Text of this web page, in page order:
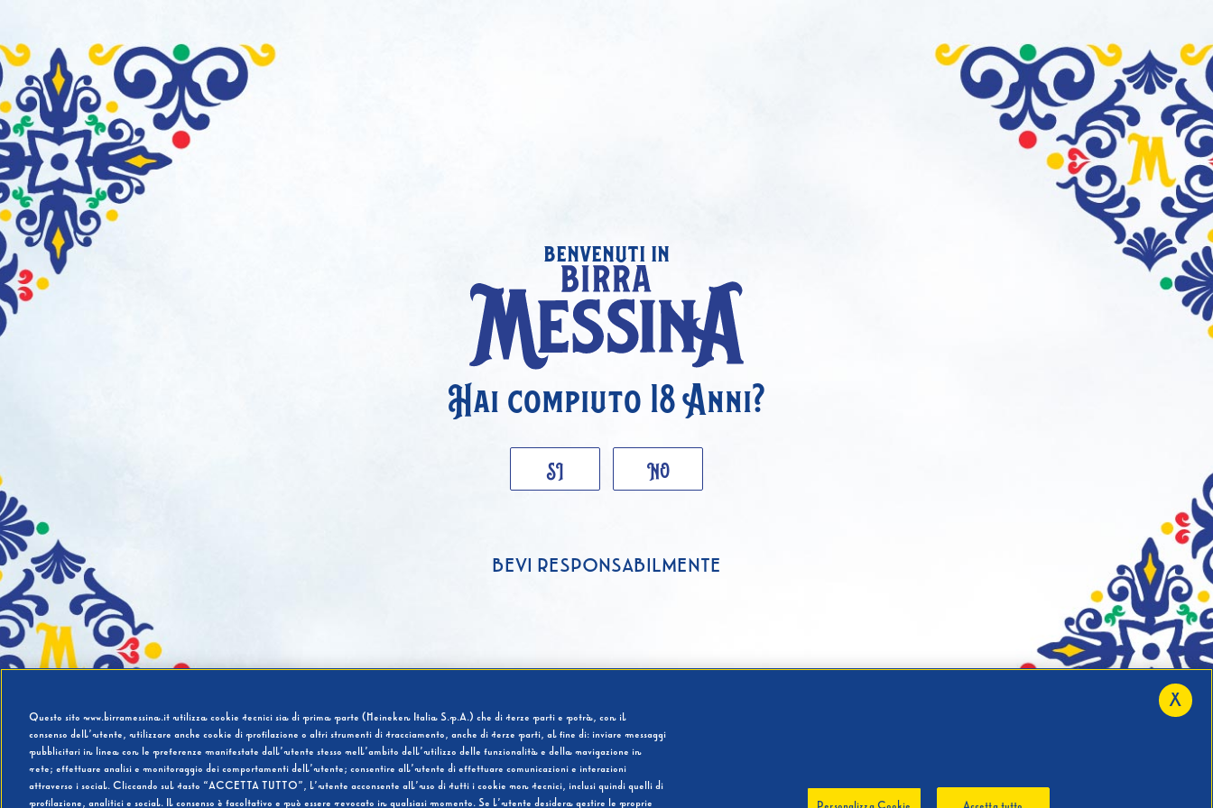
benvenuti in
Hai compiuto 18 Anni?
SI NO
BEVI RESPONSABILMENTE
Questo sito www.birramessina.it utilizza cookie tecnici sia di prima parte (Heineken Italia S.p.A.) che di terze parti e potrà, con il
consenso dell’utente, utilizzare anche cookie di profilazione o altri strumenti di tracciamento, anche di terze parti, al fine di: inviare messaggi
pubblicitari in linea con le preferenze manifestate dall’utente stesso nell’ambito dell’utilizzo delle funzionalità e della navigazione in
rete; effettuare analisi e monitoraggio dei comportamenti dell’utente; consentire all’utente di effettuare comunicazioni e interazioni
attraverso i social. Cliccando sul tasto “ACCETTA TUTTO”, l’utente acconsente all’uso di tutti i cookie non tecnici, inclusi quindi quelli di
profilazione, analitici e social. Il consenso è facoltativo e può essere revocato in qualsiasi momento. Se l’utente desidera gestire le proprie
X